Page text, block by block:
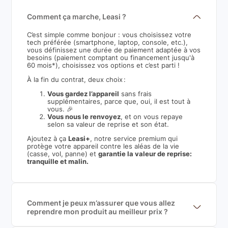
Comment ça marche, Leasi ?
C’est simple comme bonjour : vous choisissez votre
tech préférée (smartphone, laptop, console, etc.),
vous définissez une durée de paiement adaptée à vos
besoins (paiement comptant ou financement jusqu'à
60 mois*), choisissez vos options et c’est parti !
À la fin du contrat, deux choix :
Vous gardez l’appareil sans frais
supplémentaires, parce que, oui, il est tout à
vous. 🎉
Vous nous le renvoyez, et on vous repaye
selon sa valeur de reprise et son état.
Ajoutez à ça Leasi+, notre service premium qui
protège votre appareil contre les aléas de la vie
(casse, vol, panne) etgarantie la valeur de reprise:
tranquille et malin.
Comment je peux m’assurer que vous allez
reprendre mon produit au meilleur prix ?